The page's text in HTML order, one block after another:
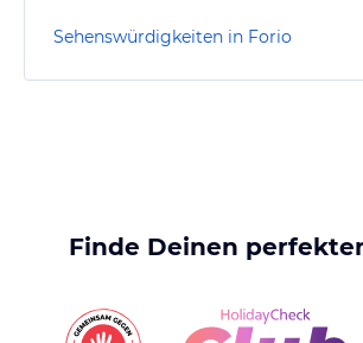
Sehenswürdigkeiten in Forio
Finde Deinen